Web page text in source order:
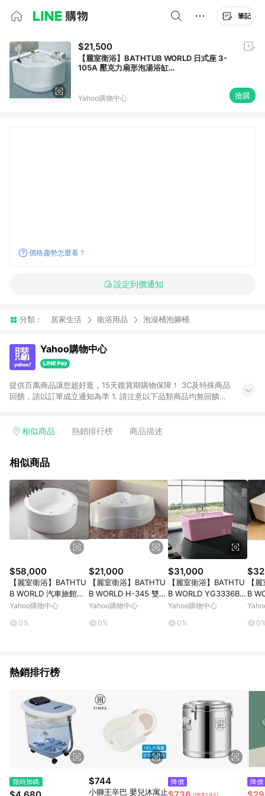
筆記
$21,500
【麗室衛浴】BATHTUB WORLD 日式座 3-
105A 壓克力扇形泡湯浴缸
Yahoo購物中心 搶購
價格趨勢怎麼看？
設定到價通知
分類： 居家生活 衛浴用品 泡澡桶泡腳桶
Yahoo購物中心
提供百萬商品讓您超好逛，15天鑑賞期購物保障！ 3C及特殊商品
回饋，請以訂單成立通知為準 1. 請注意以下品類商品均無回饋：
電玩/遊戲/相機/單眼/鏡頭/拍立得 [2024/6/1起適用] -內接硬
的購回饋活動享Yahoo超贈點回饋者 - 購物中心商店之商品：商
3. 訂單回饋金額將扣除運費/購物金/超贈點/福利金/紅利折抵/折
價券等虛擬貨幣折抵 4. 大宗採購或批發轉賣不具回饋資格： 如
有相關事證認定您為大宗採購、批發轉賣而非最終消費使用者，
相關認定以Yahoo購物中心之認定為準
相似商品 熱銷排行榜 商品描述
相似商品
$58,000
【麗室衛浴】BATHTU
B WORLD 汽車旅館及
Party的最愛--正圓按
Yahoo購物中心
0%
$21,000
【麗室衛浴】BATHTU
B WORLD H-345 雙人
造型缸 150*150*57cm
Yahoo購物中心
0%
$31,000
【麗室衛浴】BATHTU
B WORLD YG3336B
粉粉壓克力造型獨立缸
Yahoo購物中心
0%
【
B
無縫
熱銷排行榜
限時加碼 $744
小獅王辛巴 嬰兒沐寓止
降價 降價